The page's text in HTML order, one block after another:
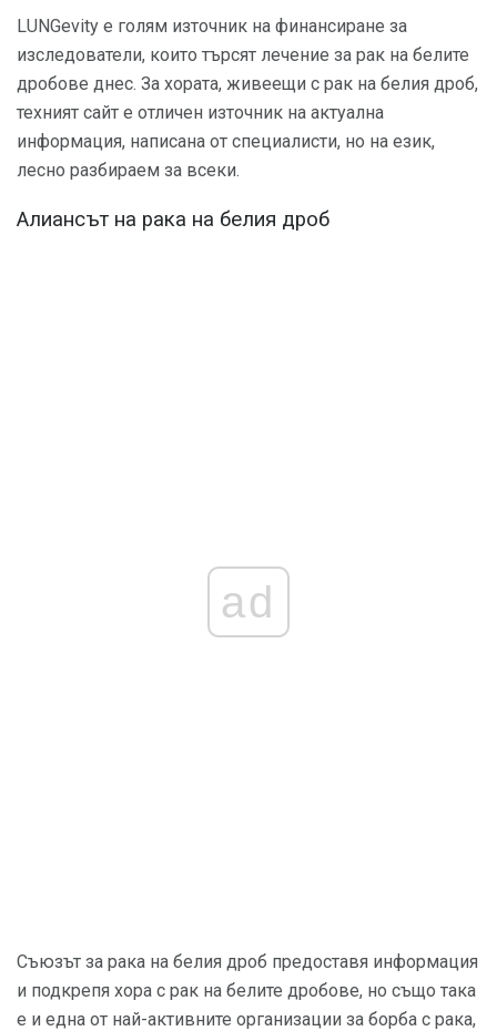
LUNGevity е голям източник на финансиране за
изследователи, които търсят лечение за рак на белите
дробове днес. За хората, живеещи с рак на белия дроб,
техният сайт е отличен източник на актуална
информация, написана от специалисти, но на език,
лесно разбираем за всеки.
Алиансът на рака на белия дроб
ad
Съюзът за рака на белия дроб предоставя информация
и подкрепя хора с рак на белите дробове, но също така
е и една от най-активните организации за борба с рака,